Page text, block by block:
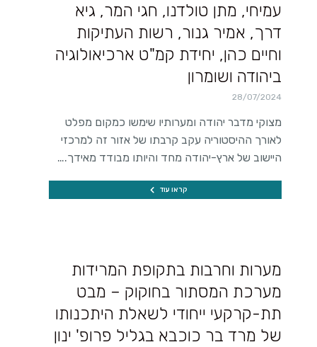
עמיחי, מתן טולדנו, חגי המר, גיא
דרך, אמיר גנור, רשות העתיקות
וחיים כהן, יחידת קמ"ט ארכיאולוגיה
ביהודה ושומרון
28/07/2024
מצוקי מדבר יהודה ומערותיו שימשו כמקום מפלט
לאורך ההיסטוריה עקב קרבתו של אזור זה למרכזי
היישוב של ארץ-יהודה מחד והיותו מבודד מאידך.…
קראו עוד
מערות וחרבות בתקופת המרידות
מערכת המסתור בחוקוק – מבט
תת-קרקעי ייחודי לשאלת היתכנותו
של מרד בר כוכבא בגליל פרופ' ינון